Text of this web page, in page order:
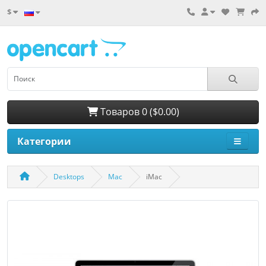
$
Товаров 0 ($0.00)
Категории
Desktops Mac iMac